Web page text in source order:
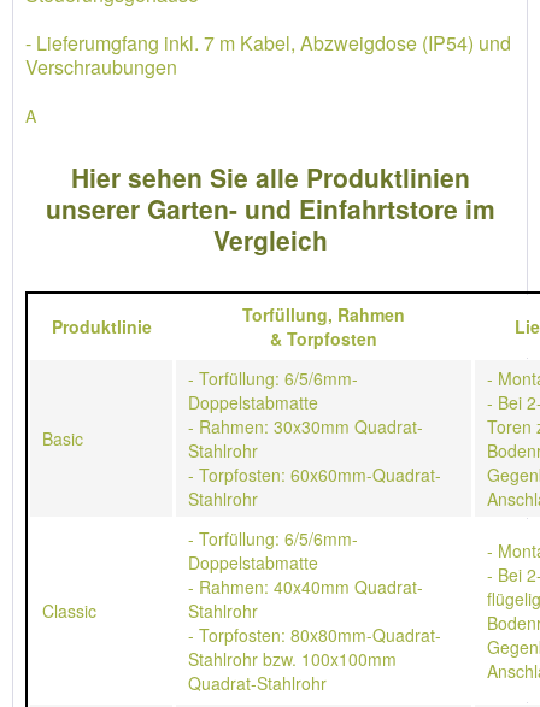
- Lieferumgfang inkl. 7 m Kabel, Abzweigdose (IP54) und
Verschraubungen
A
Hier sehen Sie alle Produktlinien
unserer Garten- und Einfahrtstore im
Vergleich
Produktlinie Torfüllung, Rahmen
& Torpfosten
Basic
- Torfüllung: 6/5/6mm-
Doppelstabmatte
- Rahmen: 30x30mm Quadrat-
Stahlrohr
- Torpfosten: 60x60mm-Quadrat-
Stahlrohr
-
- Bei
Toren
Classic
- Torfüllung: 6/5/6mm-
Doppelstabmatte
- Rahmen: 40x40mm Quadrat-
Stahlrohr
- Torpfosten: 80x80mm-Quadrat-
Stahlrohr bzw. 100x100mm
Quadrat-Stahlrohr
-
- Bei